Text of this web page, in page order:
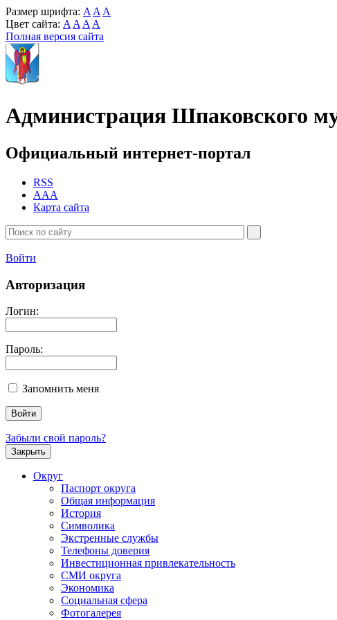
Размер шрифта: A A A
Цвет сайта: A A A A
Полная версия сайта
Администрация Шпаковского
Официальный интернет-портал
RSS
AAA
Карта сайта
Войти
Авторизация
Логин:
Пароль:
Запомнить меня
Забыли свой пароль?
Закрыть
Округ
Паспорт округа
Общая информация
История
Символика
Экстренные службы
Телефоны доверия
Инвестиционная привлекательность
СМИ округа
Экономика
Социальная сфера
Фотогалерея